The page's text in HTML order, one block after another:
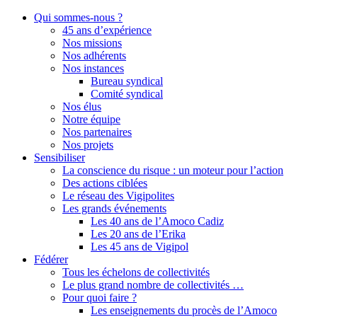
Qui sommes-nous ?
45 ans d’expérience
Nos missions
Nos adhérents
Nos instances
Bureau syndical
Comité syndical
Nos élus
Notre équipe
Nos partenaires
Nos projets
Sensibiliser
La conscience du risque : un moteur pour l’action
Des actions ciblées
Le réseau des Vigipolites
Les grands événements
Les 40 ans de l’Amoco Cadiz
Les 20 ans de l’Erika
Les 45 ans de Vigipol
Fédérer
Tous les échelons de collectivités
Le plus grand nombre de collectivités …
Pour quoi faire ?
Les enseignements du procès de l’Amoco